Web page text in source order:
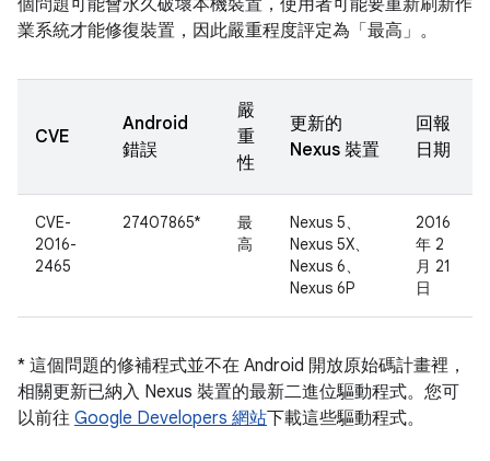
個問題可能會永久破壞本機裝置，使用者可能要重新刷新作
業系統才能修復裝置，因此嚴重程度評定為「最高」。
CVE
Android
錯誤
嚴
重
性
更新的
Nexus 裝置
回報
日期
CVE-
2016-
2465
27407865*
最
高
Nexus 5、
Nexus 5X、
Nexus 6、
Nexus 6P
2016
年 2
月 21
日
* 這個問題的修補程式並不在 Android 開放原始碼計畫裡，
相關更新已納入 Nexus 裝置的最新二進位驅動程式。您可
以前往 Google Developers 網站下載這些驅動程式。